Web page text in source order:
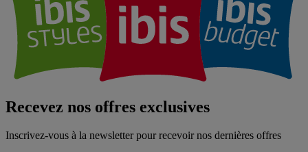
Recevez nos offres exclusives
Inscrivez-vous à la newsletter pour recevoir nos dernières offres